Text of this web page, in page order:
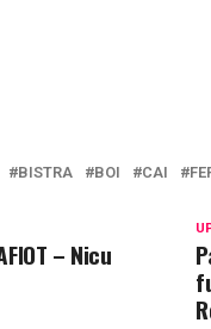
BISTRA BOI CAI
– Nicu